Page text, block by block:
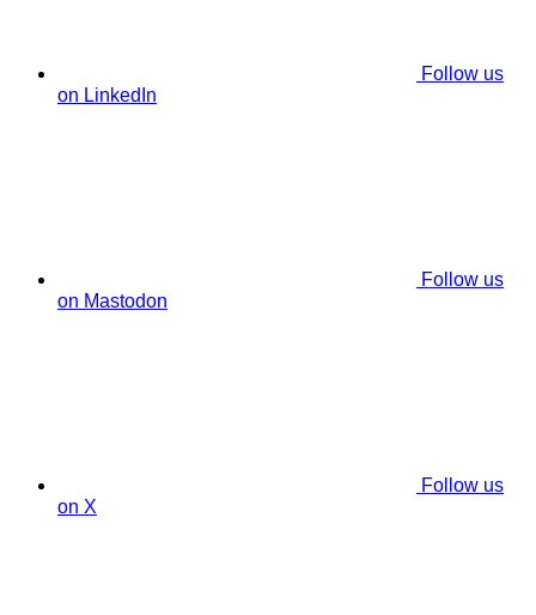
Follow us
on LinkedIn
Follow us
on Mastodon
Follow us
on X